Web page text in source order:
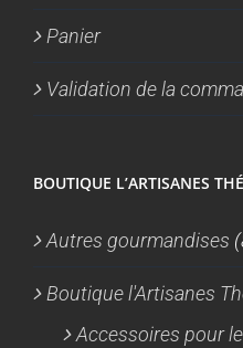
Panier
Validation de la
BOUTIQUE L’ARTISANES
Autres gourmandises
Boutique l'Artisanes
Accessoires pour